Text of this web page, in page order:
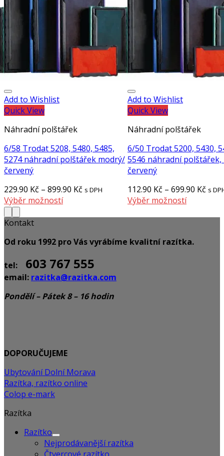
Add to Wishlist
Quick View
Náhradní polštářek
6/58 Trodat 5208, 5480, 5485,
5274 náhradní polštářek modrý/
červený
229.90 Kč – 899.90 Kč s DPH
Výběr možností
Add to Wishlist
Quick View
Náhradní polštářek
6/50 Trodat 5200, 5430,
5546 náhradní
červený
112.90 Kč – 699.90 Kč s
Výběr možností
Kontakt
Od roku 1992 pro Vás vyrábíme kvalitní razítka.
tel: 603 767 555
email: razitka@razitka.com
Pondělí – Pátek 8 – 16 hodin
DOPORUČUJEME
Ubytování Dolní Morava
Razítka, razítko online
Colop e-mark
Razítka
Razítko
Nejprodávanější razítka
Čtvercové razítko